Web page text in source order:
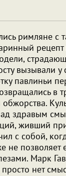
римляне с
вызывали у
павлиньи
в
здравым
живший
с собой,
не позволяет
Марк
нет